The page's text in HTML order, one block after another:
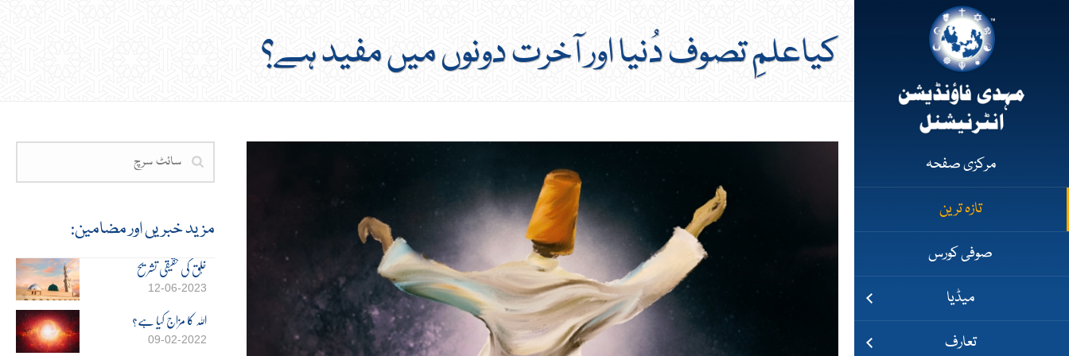
مرکزی صفحہ
تازہ ترین
صوفی کورس
میڈیا
تعارف
کیاعلمِ تصوف دُنیا اور آخرت دونوں میں مفید ہے؟
مزید خبریں اور مضامین:
خُلق کی حقیقی تشریح
12-06-2023
اللہ کا مزاج کیا ہے؟
09-02-2022